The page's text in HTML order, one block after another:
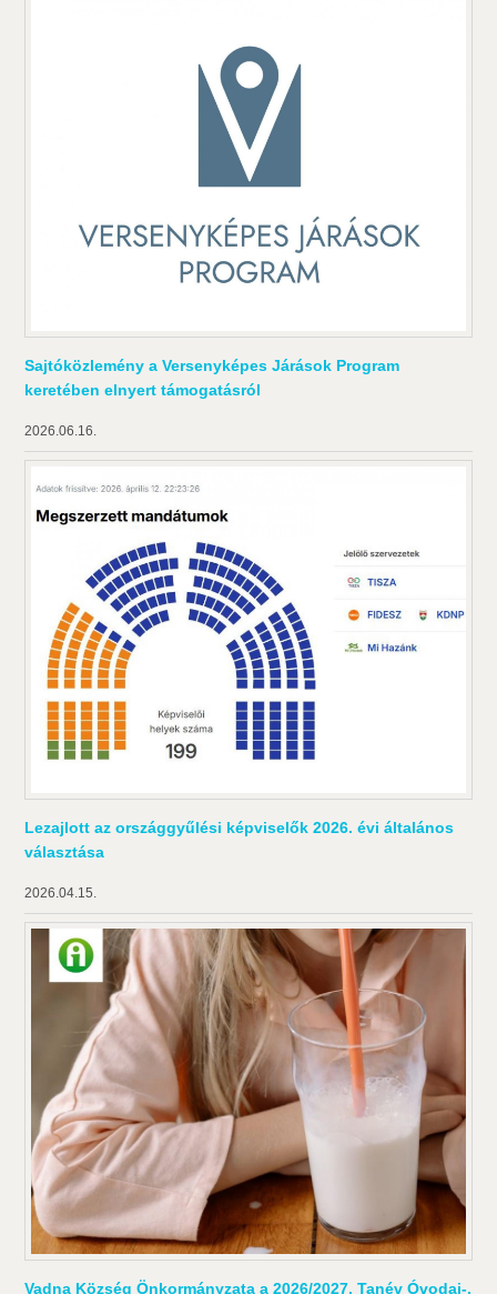
Sajtóközlemény a Versenyképes Járások Program
keretében elnyert támogatásról
2026.06.16.
Lezajlott az országgyűlési képviselők 2026. évi általános
választása
2026.04.15.
Vadna Község Önkormányzata a 2026/2027. Tanév Óvodai-,